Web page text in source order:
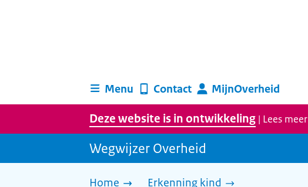
Menu
Contact MijnOverheid
Deze website is in ontwikkeling | Lees meer
Wegwijzer Overheid
Home Erkenning kind